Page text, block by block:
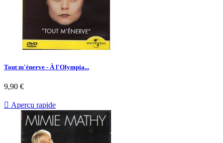
Tout m'énerve - À l'Olympia...
Prix
9,90 €
 Aperçu rapide